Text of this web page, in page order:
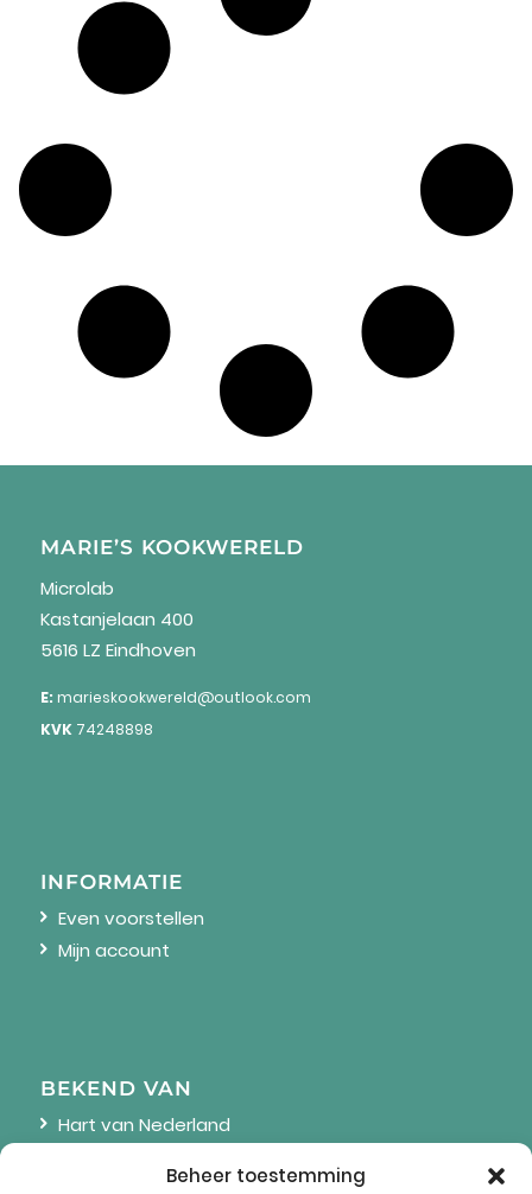
Beheer toestemming
MARIE’S KOOKWERELD
Microlab
Kastanjelaan 400
5616 LZ Eindhoven
E: marieskookwereld@outlook.com
KVK74248898
INFORMATIE
Even voorstellen
Mijn account
BEKEND VAN
Hart van Nederland
Wendy Online